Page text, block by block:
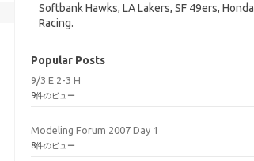
Softbank Hawks, LA Lakers, SF 49ers, Honda
Racing.
Popular Posts
9/3 E 2-3 H
9件のビュー
Modeling Forum 2007 Day 1
8件のビュー